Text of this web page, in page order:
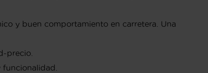
y buen comportamiento en carretera. Una
precio.